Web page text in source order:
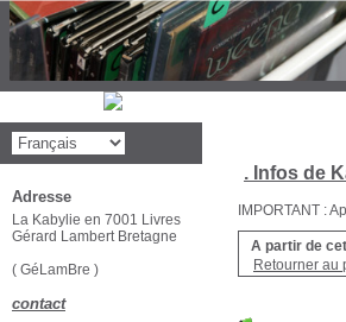
. Infos de
IMPORTANT :
A partir de
Retourner au
Adresse
La Kabylie en 7001 Livres
Gérard Lambert Bretagne
( GéLamBre )
contact